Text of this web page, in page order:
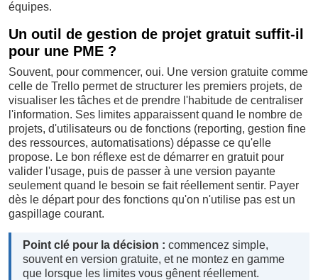
équipes.
Un outil de gestion de projet gratuit suffit-il
pour une PME ?
Souvent, pour commencer, oui. Une version gratuite comme
celle de Trello permet de structurer les premiers projets, de
visualiser les tâches et de prendre l'habitude de centraliser
l'information. Ses limites apparaissent quand le nombre de
projets, d'utilisateurs ou de fonctions (reporting, gestion fine
des ressources, automatisations) dépasse ce qu'elle
propose. Le bon réflexe est de démarrer en gratuit pour
valider l'usage, puis de passer à une version payante
seulement quand le besoin se fait réellement sentir. Payer
dès le départ pour des fonctions qu'on n'utilise pas est un
gaspillage courant.
Point clé pour la décision : commencez simple,
souvent en version gratuite, et ne montez en gamme
que lorsque les limites vous gênent réellement.